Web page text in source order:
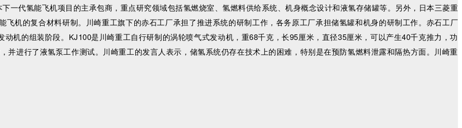
一代氢能飞机项目的主承包商，重点研究领域包括氢燃烧室、氢燃料供给系统、机身概念设计和液氢存储罐等。另外，日本三菱重
机的复合材料研制。川崎重工旗下的赤石工厂承担了推进系统的研制工作，各务原工厂承担储氢罐和机身的研制工作。赤石工厂
机的组装阶段。KJ100是川崎重工自行研制的涡轮喷气式发动机，重68千克，长95厘米，直径35厘米，可以产生40千克推力，功
并进行了液氢泵工作测试。川崎重工的发言人表示，储氢系统仍存在技术上的困难，特别是在预防氢燃料泄露和隔热方面。川崎重